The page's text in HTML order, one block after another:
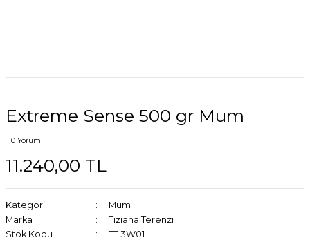
Extreme Sense 500 gr Mum
0 Yorum
11.240,00 TL
Kategori
Mum
Marka
Tiziana Terenzi
Stok Kodu
TT 3W01